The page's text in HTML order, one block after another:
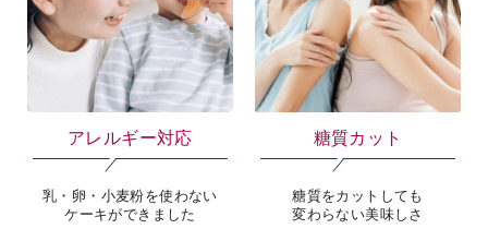
アレルギー対応
乳・卵・小麦粉を使わない
ケーキができました
糖質カット
糖質をカットしても
変わらない美味しさ